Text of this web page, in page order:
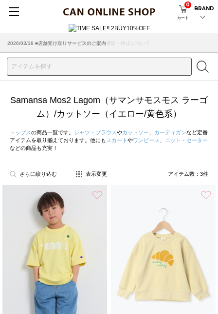
カート
0
BRAND
2026/07/29 ■【お知らせ】ヤマト運輸の配送遅延・停止について
2026/03/18 ■店舗受け取りサービスのご案内
Samansa Mos2 Lagom（サマンサモスモス ラーゴ
ム）/カットソー（イエロー/黄色系）
トップスの商品一覧です。 シャツ・ブラウスやカットソー カーディガンなど定番
アイテムを取り揃えております。他にも スカート やワンピース
ニット・セーター
などの商品も充実！
さらに絞り込む 表示変更 アイテム数： 3件